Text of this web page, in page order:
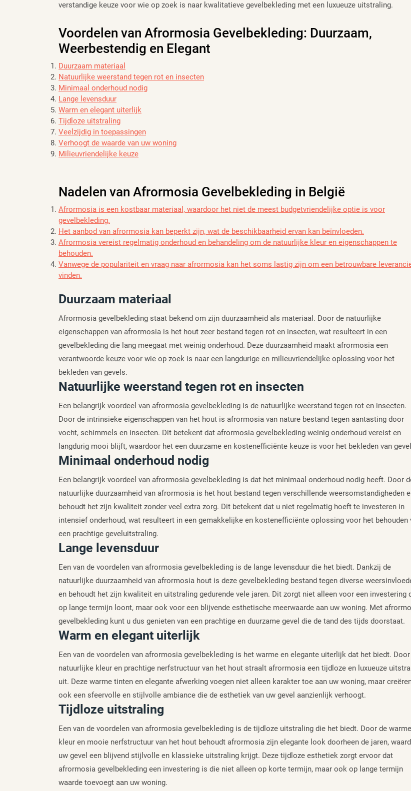
verstandige keuze voor wie op zoek is naar kwalitatieve gevelbekleding met een luxueuze uitstraling.
Voordelen van Afrormosia Gevelbekleding: Duurzaam,
Weerbestendig en Elegant
Duurzaam materiaal
Natuurlijke weerstand tegen rot en insecten
Minimaal onderhoud nodig
Lange levensduur
Warm en elegant uiterlijk
Tijdloze uitstraling
Veelzijdig in toepassingen
Verhoogt de waarde van uw woning
Milieuvriendelijke keuze
Nadelen van Afrormosia Gevelbekleding in België
Afrormosia is een kostbaar materiaal, waardoor het niet de meest budgetvriendelijke optie is voor
gevelbekleding.
Het aanbod van afrormosia kan beperkt zijn, wat de beschikbaarheid ervan kan beïnvloeden.
Afrormosia vereist regelmatig onderhoud en behandeling om de natuurlijke kleur en eigenschappen te
behouden.
Vanwege de populariteit en vraag naar afrormosia kan het soms lastig zijn om een betrouwbare
vinden.
Duurzaam materiaal
Afrormosia gevelbekleding staat bekend om zijn duurzaamheid als materiaal. Door de natuurlijke
eigenschappen van afrormosia is het hout zeer bestand tegen rot en insecten, wat resulteert in een
gevelbekleding die lang meegaat met weinig onderhoud. Deze duurzaamheid maakt afrormosia een
verantwoorde keuze voor wie op zoek is naar een langdurige en milieuvriendelijke oplossing voor het
bekleden van gevels.
Natuurlijke weerstand tegen rot en insecten
Een belangrijk voordeel van afrormosia gevelbekleding is de natuurlijke weerstand tegen rot en insecten.
Door de intrinsieke eigenschappen van het hout is afrormosia van nature bestand tegen aantasting door
vocht, schimmels en insecten. Dit betekent dat afrormosia gevelbekleding weinig onderhoud vereist en
langdurig mooi blijft, waardoor het een duurzame en kostenefficiënte keuze is voor het bekleden van
Minimaal onderhoud nodig
Een belangrijk voordeel van afrormosia gevelbekleding is dat het minimaal onderhoud nodig heeft. Door
natuurlijke duurzaamheid van afrormosia is het hout bestand tegen verschillende weersomstandigheden
behoudt het zijn kwaliteit zonder veel extra zorg. Dit betekent dat u niet regelmatig hoeft te investeren in
intensief onderhoud, wat resulteert in een gemakkelijke en kostenefficiënte oplossing voor het behouden
een prachtige geveluitstraling.
Lange levensduur
Een van de voordelen van afrormosia gevelbekleding is de lange levensduur die het biedt. Dankzij de
natuurlijke duurzaamheid van afrormosia hout is deze gevelbekleding bestand tegen diverse
en behoudt het zijn kwaliteit en uitstraling gedurende vele jaren. Dit zorgt niet alleen voor een investering
op lange termijn loont, maar ook voor een blijvende esthetische meerwaarde aan uw woning. Met
gevelbekleding kunt u dus genieten van een prachtige en duurzame gevel die de tand des tijds doorstaat.
Warm en elegant uiterlijk
Een van de voordelen van afrormosia gevelbekleding is het warme en elegante uiterlijk dat het biedt.
natuurlijke kleur en prachtige nerfstructuur van het hout straalt afrormosia een tijdloze en luxueuze
uit. Deze warme tinten en elegante afwerking voegen niet alleen karakter toe aan uw woning, maar
ook een sfeervolle en stijlvolle ambiance die de esthetiek van uw gevel aanzienlijk verhoogt.
Tijdloze uitstraling
Een van de voordelen van afrormosia gevelbekleding is de tijdloze uitstraling die het biedt. Door de warme
kleur en mooie nerfstructuur van het hout behoudt afrormosia zijn elegante look doorheen de jaren,
uw gevel een blijvend stijlvolle en klassieke uitstraling krijgt. Deze tijdloze esthetiek zorgt ervoor dat
afrormosia gevelbekleding een investering is die niet alleen op korte termijn, maar ook op lange termijn
waarde toevoegt aan uw woning.